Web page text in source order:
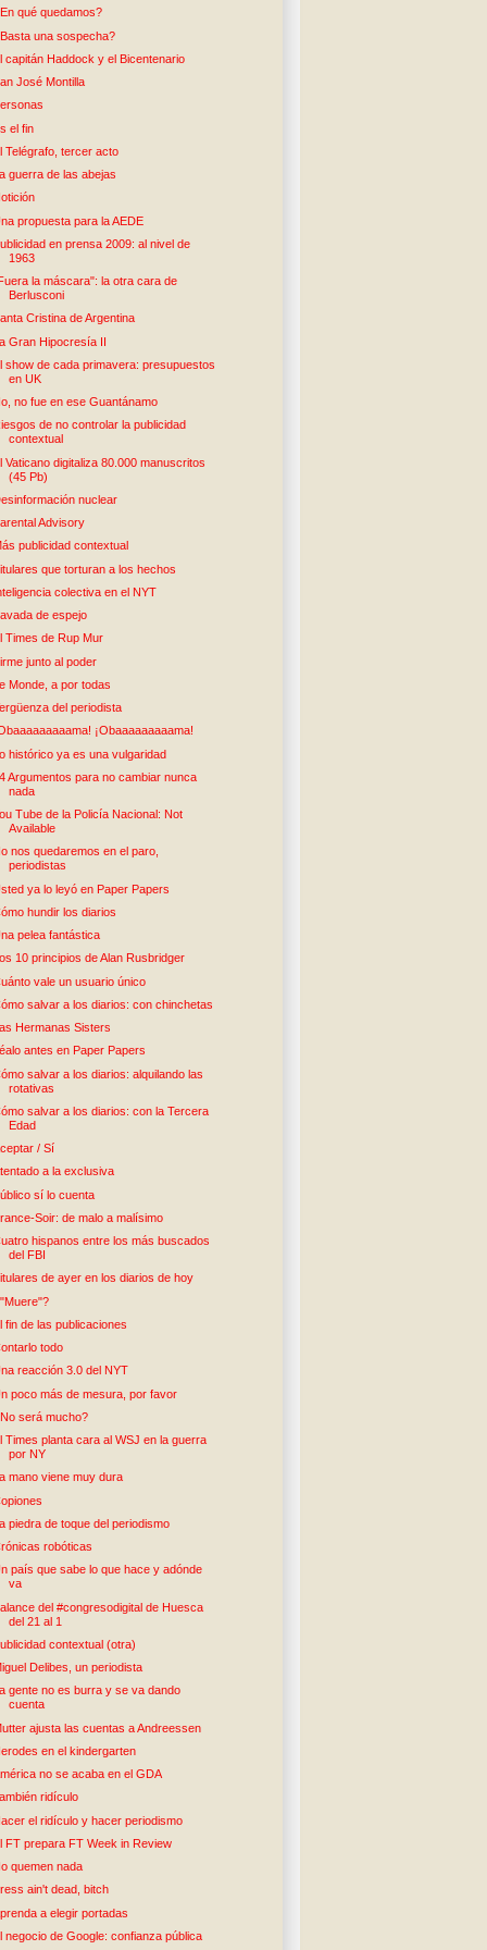
qué quedamos?
una sospecha?
capitán Haddock y el Bicentenario
José Montilla
el fin
Telégrafo, tercer acto
guerra de las abejas
propuesta para la AEDE
en prensa 2009: al nivel de
1963
la máscara": la otra cara de
Berlusconi
Cristina de Argentina
Gran Hipocresía II
show de cada primavera: presupuestos
en UK
no fue en ese Guantánamo
de no controlar la publicidad
contextual
Vaticano digitaliza 80.000 manuscritos
(45 Pb)
nuclear
Advisory
publicidad contextual
que torturan a los hechos
colectiva en el NYT
de espejo
Times de Rup Mur
junto al poder
Monde, a por todas
del periodista
¡Obaaaaaaaaama!
histórico ya es una vulgaridad
Argumentos para no cambiar nunca
nada
Tube de la Policía Nacional: Not
Available
nos quedaremos en el paro,
periodistas
ya lo leyó en Paper Papers
hundir los diarios
pelea fantástica
Los 10 principios de Alan Rusbridger
vale un usuario único
salvar a los diarios: con chinchetas
Hermanas Sisters
Léalo antes en Paper Papers
salvar a los diarios: alquilando las
rotativas
salvar a los diarios: con la Tercera
Edad
/ Sí
a la exclusiva
sí lo cuenta
Soir: de malo a malísimo
hispanos entre los más buscados
del FBI
de ayer en los diarios de hoy
fin de las publicaciones
todo
reacción 3.0 del NYT
poco más de mesura, por favor
será mucho?
Times planta cara al WSJ en la guerra
por NY
La mano viene muy dura
piedra de toque del periodismo
robóticas
país que sabe lo que hace y adónde
va
del #congresodigital de Huesca
del 21 al 1
contextual (otra)
Delibes, un periodista
La gente no es burra y se va dando
cuenta
ajusta las cuentas a Andreessen
en el kindergarten
no se acaba en el GDA
ridículo
el ridículo y hacer periodismo
FT prepara FT Week in Review
quemen nada
ain't dead, bitch
a elegir portadas
negocio de Google: confianza pública